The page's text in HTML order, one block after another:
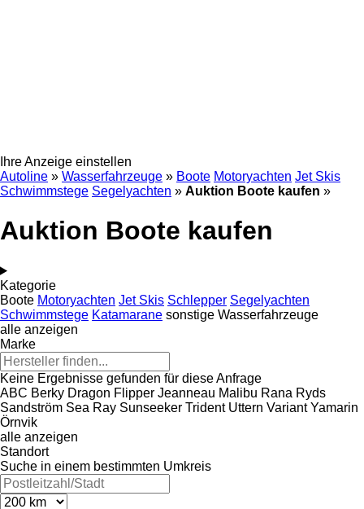
Ihre Anzeige einstellen
Autoline » Wasserfahrzeuge » Boote Motoryachten Jet Skis
Schwimmstege Segelyachten » Auktion Boote kaufen »
Auktion Boote kaufen
Kategorie
Boote Motoryachten Jet Skis Schlepper Segelyachten
Schwimmstege Katamarane sonstige Wasserfahrzeuge
alle anzeigen
Marke
Keine Ergebnisse gefunden für diese Anfrage
ABC Berky Dragon Flipper Jeanneau Malibu Rana Ryds
Sandström Sea Ray Sunseeker Trident Uttern Variant Yamarin
Örnvik
alle anzeigen
Standort
Suche in einem bestimmten Umkreis